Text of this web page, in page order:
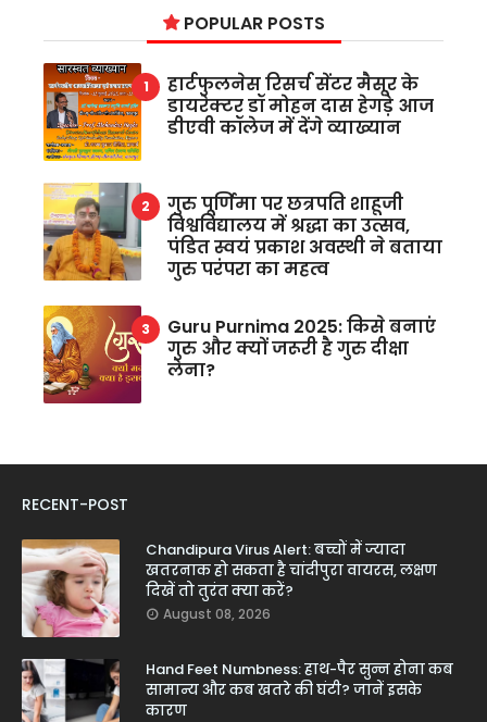
POPULAR POSTS
हार्टफुलनेस रिसर्च सेंटर मैसूर के
डायरेक्टर डॉ मोहन दास हेगड़े आज
डीएवी कॉलेज में देंगे व्याख्यान
गुरु पूर्णिमा पर छत्रपति शाहूजी
विश्वविद्यालय में श्रद्धा का उत्सव,
पंडित स्वयं प्रकाश अवस्थी ने बताया
गुरु परंपरा का महत्व
Guru Purnima 2025: किसे बनाएं
गुरु और क्यों जरूरी है गुरु दीक्षा
लेना?
RECENT-POST
Chandipura Virus Alert: बच्चों में ज्यादा
खतरनाक हो सकता है चांदीपुरा वायरस, लक्षण
दिखें तो तुरंत क्या करें?
August 08, 2026
Hand Feet Numbness: हाथ-पैर सुन्न होना कब
सामान्य और कब खतरे की घंटी? जानें इसके
कारण